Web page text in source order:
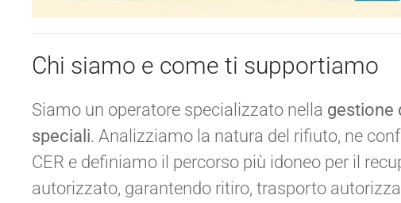
Chi siamo e come ti supportiamo
Siamo un operatore specializzato nella gestione
speciali. Analizziamo la natura del rifiuto, ne
CER e definiamo il percorso più idoneo per il
autorizzato, garantendo ritiro, trasporto